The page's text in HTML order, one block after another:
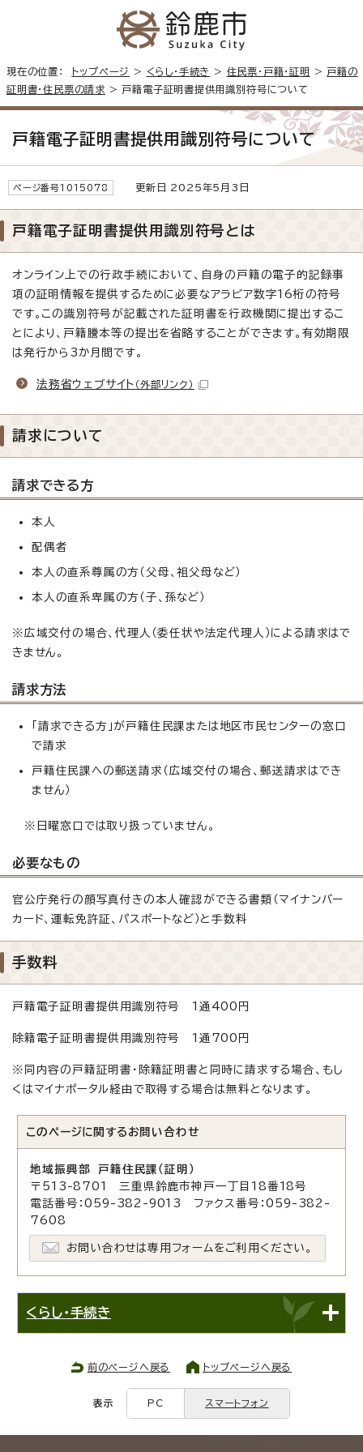
現在の位置： トップページ > くらし・手続き > 住民票・戸籍・証明 > 戸籍の
証明書・住民票の請求 > 戸籍電子証明書提供用識別符号について
戸籍電子証明書提供用識別符号について
ページ番号1015078 更新日 2025年5月3日
戸籍電子証明書提供用識別符号とは
オンライン上での行政手続において、自身の戸籍の電子的記録事
項の証明情報を提供するために必要なアラビア数字16桁の符号
です。この識別符号が記載された証明書を行政機関に提出するこ
とにより、戸籍謄本等の提出を省略することができます。有効期限
は発行から3か月間です。
法務省ウェブサイト （外部リンク）
請求について
請求できる方
本人
配偶者
本人の直系尊属の方（父母、祖父母など）
本人の直系卑属の方（子、孫など）
※広域交付の場合、代理人（委任状や法定代理人）による請求はで
きません。
請求方法
「請求できる方」が戸籍住民課または地区市民センターの窓口
で請求
戸籍住民課への郵送請求（広域交付の場合、郵送請求はでき
ません）
※日曜窓口では取り扱っていません。
必要なもの
官公庁発行の顔写真付きの本人確認ができる書類（マイナンバー
カード、運転免許証、パスポートなど）と手数料
手数料
戸籍電子証明書提供用識別符号 1通400円
除籍電子証明書提供用識別符号 1通700円
※同内容の戸籍証明書・除籍証明書と同時に請求する場合、もし
くはマイナポータル経由で取得する場合は無料となります。
このページに関する お問い合わせ
地域振興部 戸籍住民課（証明）
〒513-8701 三重県鈴鹿市神戸一丁目18番18号
電話番号：059-382-9013 ファクス番号：059-382-
7608
お問い合わせは専用フォームをご利用ください。
くらし・手続き
前のページへ戻る トップページへ戻る
表示 PC スマートフォン